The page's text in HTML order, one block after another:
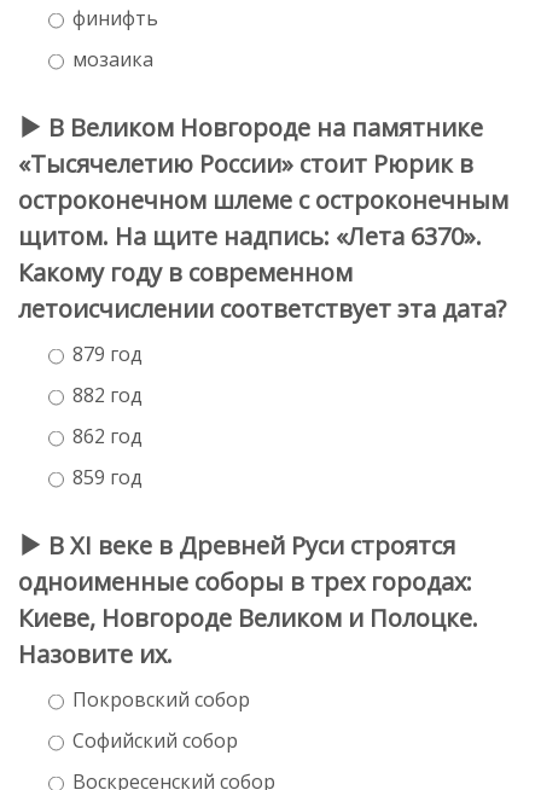
финифть
мозаика
В Великом Новгороде на памятнике
«Тысячелетию России» стоит Рюрик в
остроконечном шлеме с остроконечным
щитом. На щите надпись: «Лета 6370».
Какому году в современном
летоисчислении соответствует эта дата?
879 год
882 год
862 год
859 год
В XI веке в Древней Руси строятся
одноименные соборы в трех городах:
Киеве, Новгороде Великом и Полоцке.
Назовите их.
Покровский собор
Софийский собор
Воскресенский собор